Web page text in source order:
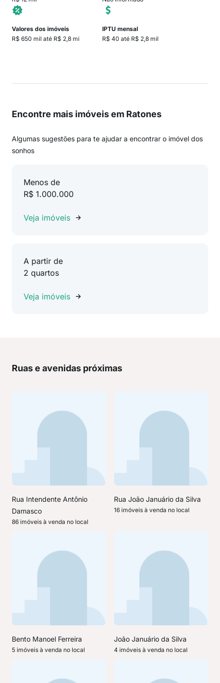
Valores dos imóveis
R$ 650 mil até R$ 2,8 mi
IPTU mensal
R$ 40 até R$ 2,8 mil
Encontre mais imóveis em Ratones
Algumas sugestões para te ajudar a encontrar o imóvel dos
sonhos
Menos de
R$ 1.000.000
Veja imóveis
A partir de
2 quartos
Veja imóveis
Ruas e avenidas próximas
Rua Intendente Antônio
Damasco
86 imóveis à venda no local
Rua João Januário da Silva
16 imóveis à venda no local
Bento Manoel Ferreira
5 imóveis à venda no local
João Januário da Silva
4 imóveis à venda no local